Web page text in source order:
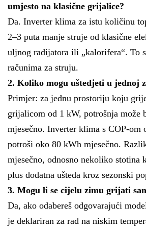
umjesto na klasične grijalice?
Da. Inverter klima za istu količinu
2–3 puta manje struje od klasične
uljnog radijatora ili „kalorifera“. To
računima za struju.
2. Koliko mogu uštedjeti u jednoj
Primjer: za jednu prostoriju koju
grijalicom od 1 kW, potrošnja može
mjesečno. Inverter klima s COP-om
potroši oko 80 kWh mjesečno.
mjesečno, odnosno nekoliko stotina
plus dodatna ušteda kroz sezonski
3. Mogu li se cijelu zimu grijati
Da, ako odabereš odgovarajući
je deklariran za rad na niskim